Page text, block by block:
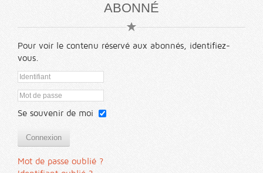
ABONNÉ
Pour voir le contenu réservé aux abonnés, identifiez-
vous.
Se souvenir de moi
Connexion
Mot de passe oublié ?